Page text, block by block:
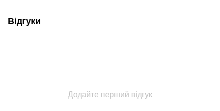
Відгуки
Додайте перший відгук